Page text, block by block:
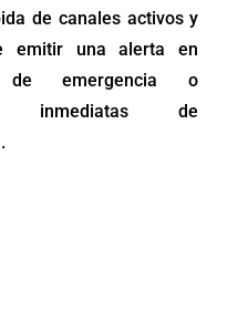
de canales activos y
emitir una alerta en
de emergencia o
inmediatas de